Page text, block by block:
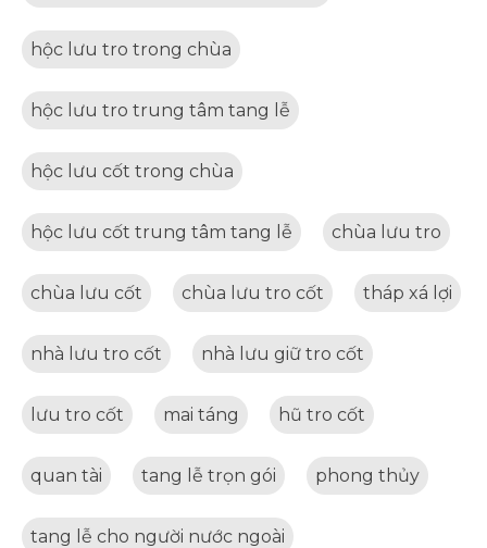
hộc lưu tro trong chùa
hộc lưu tro trung tâm tang lễ
hộc lưu cốt trong chùa
hộc lưu cốt trung tâm tang lễ chùa lưu tro
chùa lưu cốt chùa lưu tro cốt tháp xá lợi
nhà lưu tro cốt nhà lưu giữ tro cốt
lưu tro cốt mai táng hũ tro cốt
quan tài tang lễ trọn gói phong thủy
tang lễ cho người nước ngoài